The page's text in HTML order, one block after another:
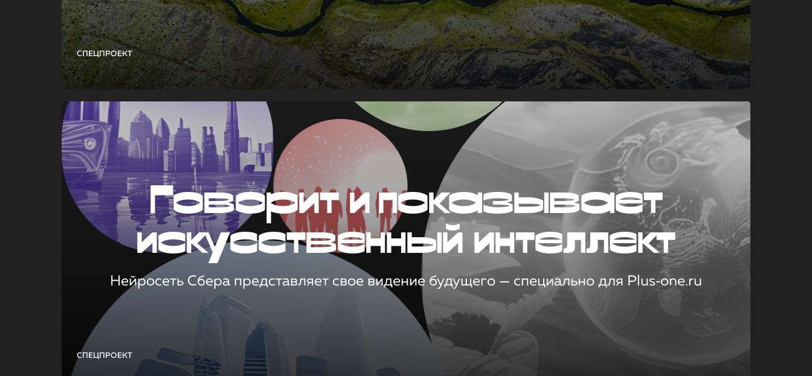
СПЕЦПРОЕКТ
СПЕЦПРОЕКТ
Говорит и показывает
искусственный интеллект
Нейросеть Сбера представляет свое видение будущего — специально для Plus‑one.ru